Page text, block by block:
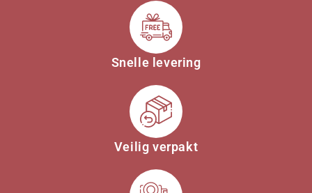
Snelle levering
Veilig verpakt